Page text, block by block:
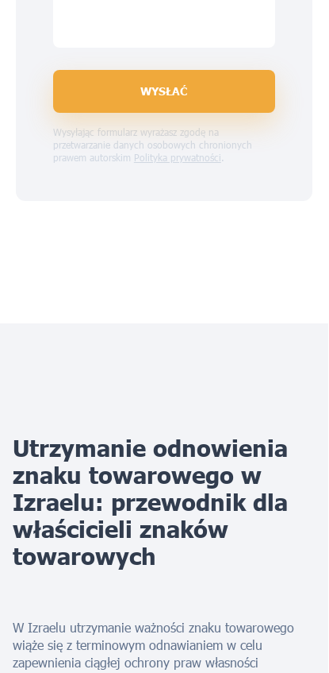
WYSŁAĆ
Wysyłając formularz wyrażasz zgodę na
przetwarzanie danych osobowych chronionych
prawem autorskim Polityka prywatności.
Utrzymanie odnowienia
znaku towarowego w
Izraelu: przewodnik dla
właścicieli znaków
towarowych
W Izraelu utrzymanie ważności znaku towarowego
wiąże się z terminowym odnawianiem w celu
zapewnienia ciągłej ochrony praw własności